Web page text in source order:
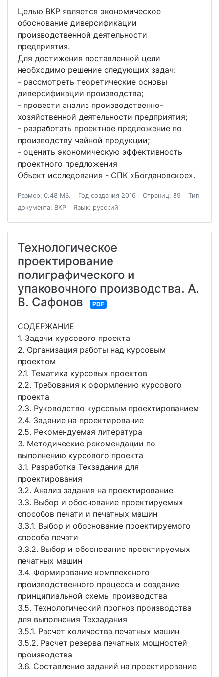
Целью ВКР является экономическое
обоснование диверсификации
производственной деятельности
предприятия.
Для достижения поставленной цели
необходимо решение следующих задач:
- рассмотреть теоретические основы
диверсификации производства;
- провести анализ производственно-
хозяйственной деятельности предприятия;
- разработать проектное предложение по
производству чайной продукции;
- оценить экономическую эффективность
проектного предложения
Объект исследования - СПК «Богдановское».
Размер: 0.48 МБ. Год создания 2016 Страниц: 89
Тип
документа: ВКР
Язык: русский
Технологическое
проектирование
полиграфического и
упаковочного производства. А.
В. Сафонов
PDF
СОДЕРЖАНИЕ
1. Задачи курсового проекта
2. Организация работы над курсовым
проектом
2.1. Тематика курсовых проектов
2.2. Требования к оформлению курсового
проекта
2.3. Руководство курсовым проектированием
2.4. Задание на проектирование
2.5. Рекомендуемая литература
3. Методические рекомендации по
выполнению курсового проекта
3.1. Разработка Техзадания для
проектирования
3.2. Анализ задания на проектирование
3.3. Выбор и обоснование проектируемых
способов печати и печатных машин
3.3.1. Выбор и обоснование проектируемого
способа печати
3.3.2. Выбор и обоснование проектируемых
печатных машин
3.4. Формирование комплексного
производственного процесса и создание
принципиальной схемы производства
3.5. Технологический прогноз производства
для выполнения Техзадания
3.5.1. Расчет количества печатных машин
3.5.2. Расчет резерва печатных мощностей
производства
3.6. Составление заданий на проектирование